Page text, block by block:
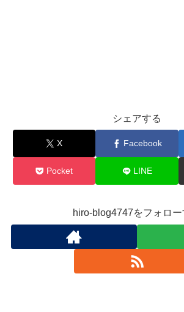
シェアする
X Facebook
Pocket LINE
hiro-blog4747をフォロー